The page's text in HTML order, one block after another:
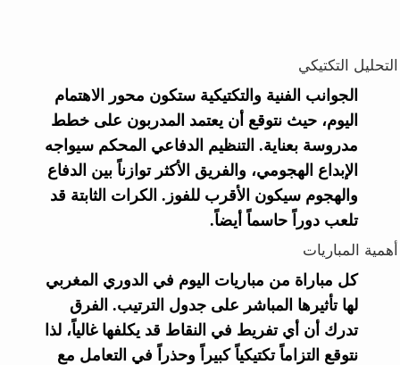
التحليل التكتيكي
الجوانب الفنية والتكتيكية ستكون محور الاهتمام
اليوم، حيث نتوقع أن يعتمد المدربون على خطط
مدروسة بعناية. التنظيم الدفاعي المحكم سيواجه
الإبداع الهجومي، والفريق الأكثر توازناً بين الدفاع
والهجوم سيكون الأقرب للفوز. الكرات الثابتة قد
تلعب دوراً حاسماً أيضاً.
أهمية المباريات
كل مباراة من مباريات اليوم في الدوري المغربي
لها تأثيرها المباشر على جدول الترتيب. الفرق
تدرك أن أي تفريط في النقاط قد يكلفها غالياً، لذا
نتوقع التزاماً تكتيكياً كبيراً وحذراً في التعامل مع